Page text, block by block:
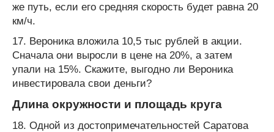
же путь, если его средняя скорость будет равна 20
км/ч.
17. Вероника вложила 10,5 тыс рублей в акции.
Сначала они выросли в цене на 20%, а затем
упали на 15%. Скажите, выгодно ли Вероника
инвестировала свои деньги?
Длина окружности и площадь круга
18. Одной из достопримечательностей Саратова